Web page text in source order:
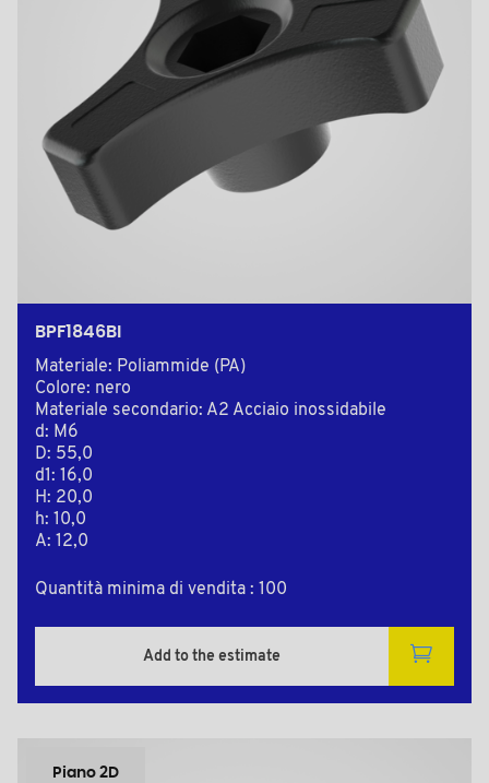
BPF1846BI
Materiale: Poliammide (PA)
Colore: nero
Materiale secondario: A2 Acciaio inossidabile
d: M6
D: 55,0
d1: 16,0
H: 20,0
h: 10,0
A: 12,0
Quantità minima di vendita : 100
Add to the estimate
Piano 2D